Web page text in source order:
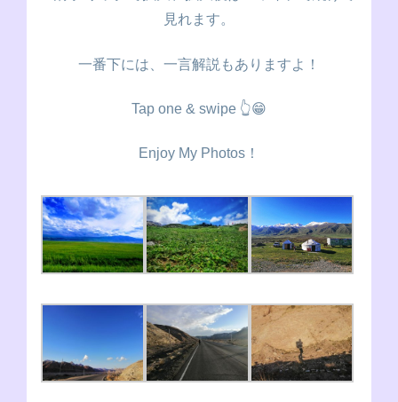
見れます。
一番下には、一言解説もありますよ！
Tap one & swipe 👆😁
Enjoy My Photos！